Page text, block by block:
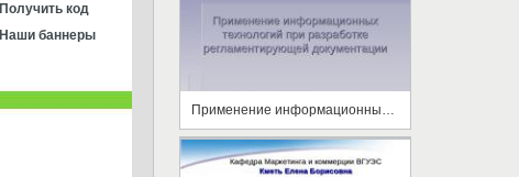
Получить код
Наши баннеры
Применение информационных технологий при разработке регламентирующей документации